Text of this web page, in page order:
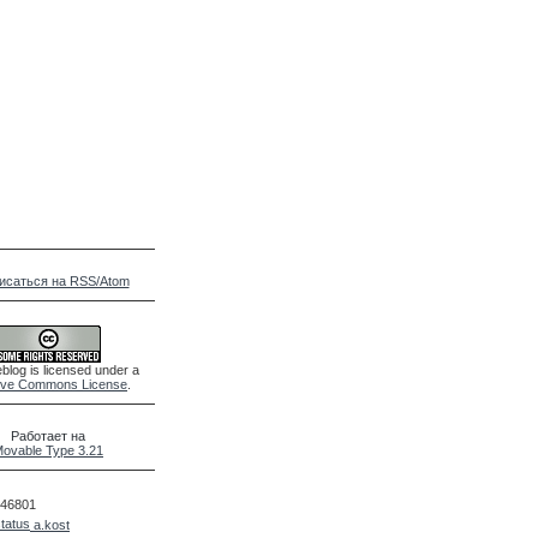
на RSS/Atom
is licensed under a
Commons License
Работает на
Type 3.21
a.kost